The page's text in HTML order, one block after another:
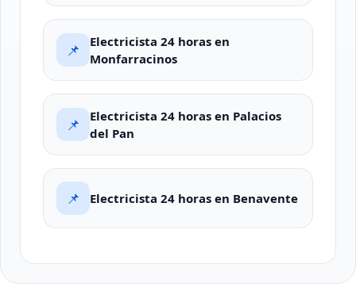
📌
Electricista 24 horas en
Monfarracinos
📌
Electricista 24 horas en Palacios
del Pan
📌 Electricista 24 horas en Benavente